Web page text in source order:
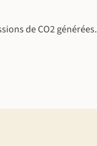
de CO2 générées.